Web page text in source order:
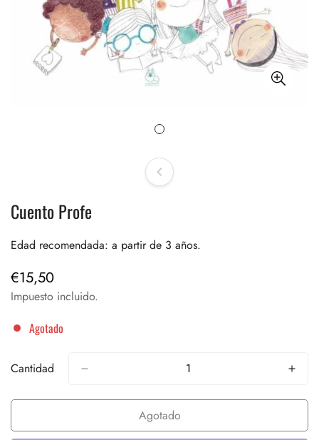
Cuento Profe
Edad recomendada: a partir de 3 años.
Precio
regular
€15,50
Impuesto incluido.
Agotado
Cantidad
Agotado